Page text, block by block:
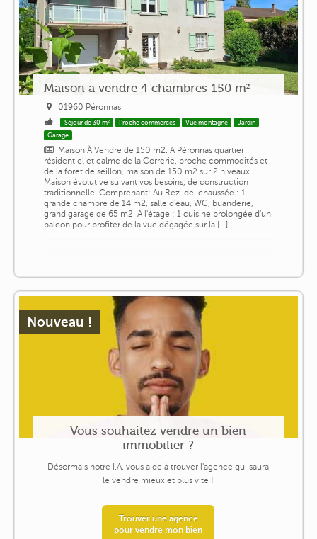
Maison a vendre 4 chambres 150 m²
01960 Péronnas
Séjour de 30 m² Proche commerces Vue montagne
Jardin
Garage
Maison À Vendre de 150 m2. A Péronnas quartier
résidentiel et calme de la Correrie, proche commodités et
de la foret de seillon, maison de 150 m2 sur 2 niveaux.
Maison évolutive suivant vos besoins, de construction
traditionnelle. Comprenant: Au Rez-de-chaussée : 1
grande chambre de 14 m2, salle d'eau, WC, buanderie,
grand garage de 65 m2. A l'étage : 1 cuisine prolongée d'un
balcon pour profiter de la vue dégagée sur la [...]
Nouveau !
Vous souhaitez vendre un bien
immobilier ?
Désormais notre I.A. vous aide à trouver l'agence qui saura
le vendre mieux et plus vite !
Trouver une agence
pour vendre mon bien